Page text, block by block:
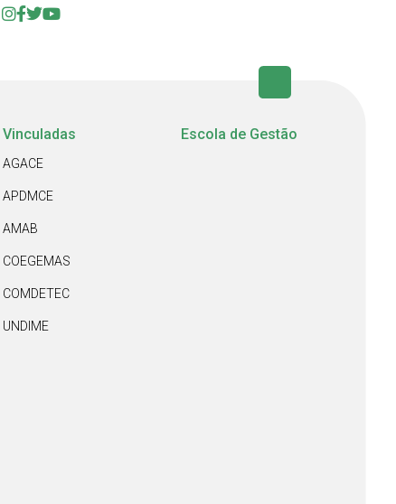
Vinculadas
AGACE
APDMCE
AMAB
COEGEMAS
COMDETEC
UNDIME
Escola de Gestão